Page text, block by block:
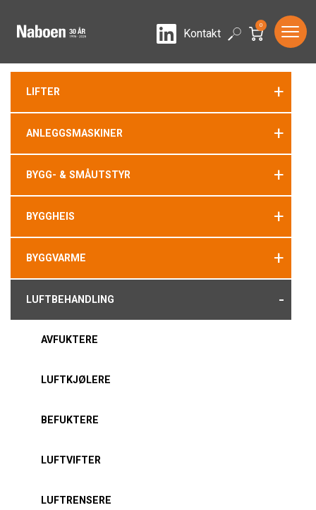
LinkedIn
Kontakt Search
0
LIFTER +
ANLEGGSMASKINER +
BYGG- & SMÅUTSTYR +
BYGGHEIS +
BYGGVARME +
LUFTBEHANDLING -
AVFUKTERE
LUFTKJØLERE
BEFUKTERE
LUFTVIFTER
LUFTRENSERE